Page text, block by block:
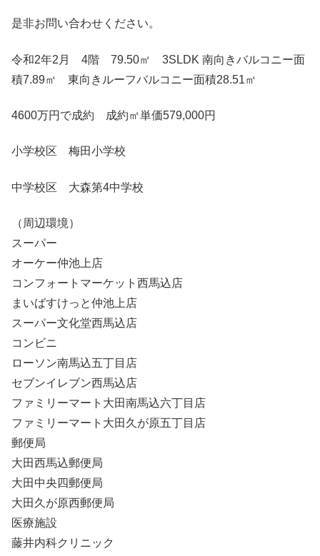
是非お問い合わせください。
令和2年2月 4階 79.50㎡ 3SLDK 南向きバルコニー面
積7.89㎡ 東向きルーフバルコニー面積28.51㎡
4600万円で成約 成約㎡単価579,000円
小学校区 梅田小学校
中学校区 大森第4中学校
（周辺環境）
スーパー
オーケー仲池上店
コンフォートマーケット西馬込店
まいばすけっと仲池上店
スーパー文化堂西馬込店
コンビニ
ローソン南馬込五丁目店
セブンイレブン西馬込店
ファミリーマート大田南馬込六丁目店
ファミリーマート大田久が原五丁目店
郵便局
大田西馬込郵便局
大田中央四郵便局
大田久が原西郵便局
医療施設
藤井内科クリニック